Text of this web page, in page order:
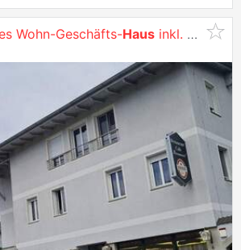
Wohn-Geschäfts-Haus inkl. Cafe-Restaurant-Geschäftshaus in einem Top Zustand